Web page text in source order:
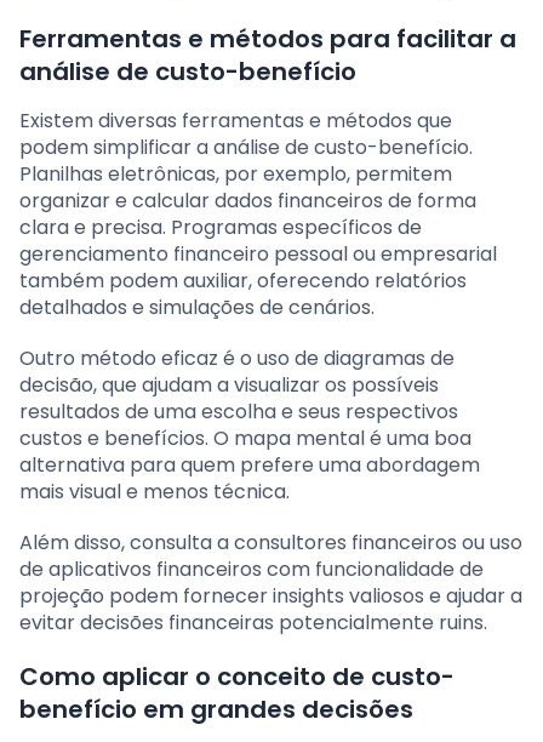
Ferramentas e métodos para facilitar a
análise de custo-benefício
Existem diversas ferramentas e métodos que
podem simplificar a análise de custo-benefício.
Planilhas eletrônicas, por exemplo, permitem
organizar e calcular dados financeiros de forma
clara e precisa. Programas específicos de
gerenciamento financeiro pessoal ou empresarial
também podem auxiliar, oferecendo relatórios
detalhados e simulações de cenários.
Outro método eficaz é o uso de diagramas de
decisão, que ajudam a visualizar os possíveis
resultados de uma escolha e seus respectivos
custos e benefícios. O mapa mental é uma boa
alternativa para quem prefere uma abordagem
mais visual e menos técnica.
Além disso, consulta a consultores financeiros ou uso
de aplicativos financeiros com funcionalidade de
projeção podem fornecer insights valiosos e ajudar a
evitar decisões financeiras potencialmente ruins.
Como aplicar o conceito de custo-
benefício em grandes decisões